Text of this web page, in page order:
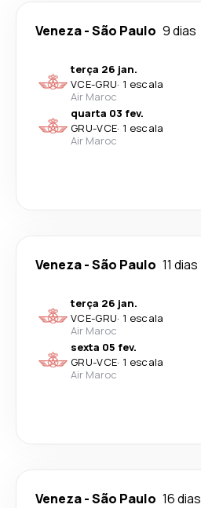
Veneza-São Paulo 9 dias
terça 26 jan.
VCE-GRU· 1 escala
Air Maroc
quarta 03 fev.
GRU-VCE· 1 escala
Air Maroc
Veneza-São Paulo 11 dias
terça 26 jan.
VCE-GRU· 1 escala
Air Maroc
sexta 05 fev.
GRU-VCE· 1 escala
Air Maroc
Veneza-São Paulo 16 dias